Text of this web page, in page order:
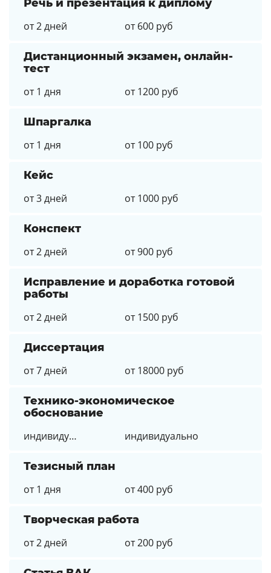
Речь и презентация к диплому
от 2 дней
от 600 руб
Дистанционный экзамен, онлайн-
тест
от 1 дня
от 1200 руб
Шпаргалка
от 1 дня
от 100 руб
Кейс
от 3 дней
от 1000 руб
Конспект
от 2 дней
от 900 руб
Исправление и доработка готовой
работы
от 2 дней
от 1500 руб
Диссертация
от 7 дней
от 18000 руб
Технико-экономическое
обоснование
индивидуально
индивидуально
Тезисный план
от 1 дня
от 400 руб
Творческая работа
от 2 дней
от 200 руб